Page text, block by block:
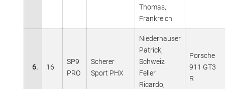
Thomas,
Frankreich
6. 16
SP9
PRO
Scherer
Sport PHX
Niederhauser
Patrick,
Schweiz
Feller
Ricardo,
Porsche
911 GT3
R